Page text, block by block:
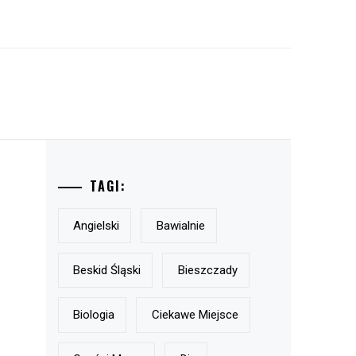
TAGI:
Angielski Bawialnie
Beskid Śląski Bieszczady
Biologia Ciekawe Miejsce